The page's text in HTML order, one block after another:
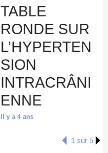
TABLE
RONDE SUR
L’HYPERTEN
SION
INTRACRÂNI
ENNE
Il y a 4 ans
1 sur 5